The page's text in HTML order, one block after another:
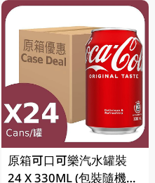
原箱可口可樂汽水罐裝
24 X 330ML (包裝隨機發